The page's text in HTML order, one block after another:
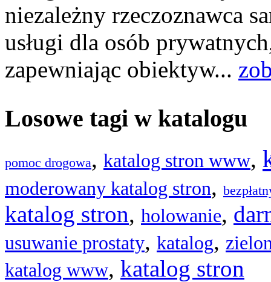
niezależny rzeczoznawca
usługi dla osób
zapewniając obiektyw...
Losowe tagi w katalogu
pomoc drogowa, katalog stron www,
moderowany katalog stron,
katalog stron, holowanie,
usuwanie prostaty, katalog,
katalog www, katalog stron